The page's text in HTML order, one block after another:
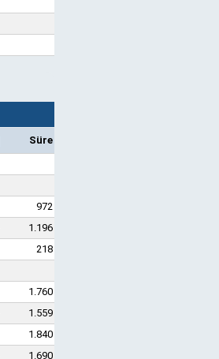
Süre
972
1.196
218
1.760
1.559
1.840
1.690